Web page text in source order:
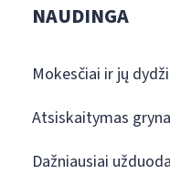
NAUDINGA
Mokesčiai ir jų
Atsiskaitymas
Dažniausiai